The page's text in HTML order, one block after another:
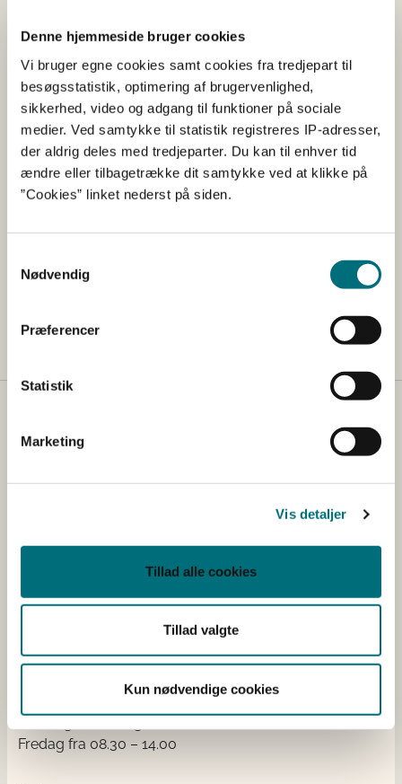
Denne hjemmeside bruger cookies
Vi bruger egne cookies samt cookies fra tredjepart til
besøgsstatistik, optimering af brugervenlighed,
sikkerhed, video og adgang til funktioner på sociale
medier. Ved samtykke til statistik registreres IP-adresser,
der aldrig deles med tredjeparter. Du kan til enhver tid
ændre eller tilbagetrække dit samtykke ved at klikke på
”Cookies” linket nederst på siden.
Nødvendig
Præferencer
Statistik
Marketing
Vis detaljer
Tillad alle cookies
Tillad valgte
Kun nødvendige cookies
Bekendtgørelse om jordbrugets anvendelse af
gødning i planperioden 2024/2025
Vejledning om gødsknings- og harmoniregler
2023/2024
Tlf: 33 95 80 00
Styrelsen for Grøn Arealomlægning og Vandmiljø
E-mail:mail@sgav.dk
EAN: 5798000893016
CVR: 20814616
IBAN nr.: DK3302164069167470
Elektronisk fakturering
Fredag fra 08.30 – 14.00